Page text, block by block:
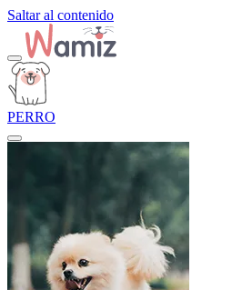
Saltar al contenido
PERRO